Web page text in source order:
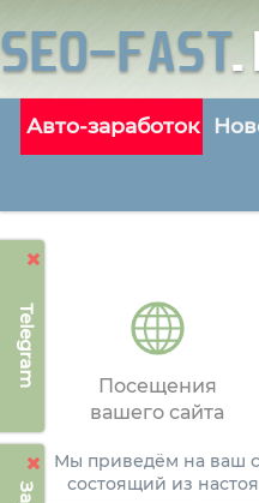
Telegram
Авто-заработок
Посещения
вашего сайта
Мы приведём на ваш
состоящий из